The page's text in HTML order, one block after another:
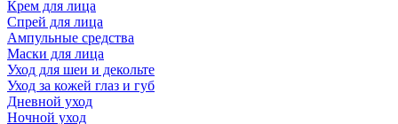
Крем для лица
Спрей для лица
Ампульные средства
Маски для лица
Уход для шеи и декольте
Уход за кожей глаз и губ
Дневной уход
Ночной уход